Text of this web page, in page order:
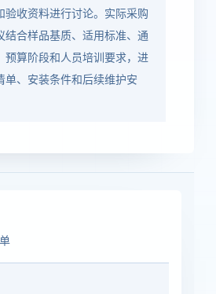
验收资料进行讨论。实际采购
结合样品基质、适用标准、通
预算阶段和人员培训要求，进
单、安装条件和后续维护安